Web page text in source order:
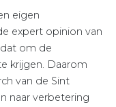
eigen
expert opinion van
dat om de
krijgen. Daarom
van de Sint
naar verbetering